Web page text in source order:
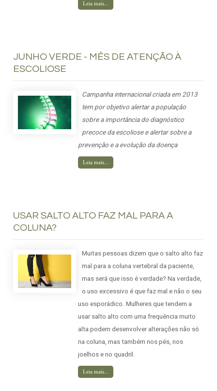
Leia mais...
JUNHO VERDE - MÊS DE ATENÇÃO À
ESCOLIOSE
Campanha internacional criada em 2013
tem por objetivo alertar a população
sobre a importância do diagnóstico
precoce da escoliose e alertar sobre a
prevenção e a evolução da doença
Leia mais...
USAR SALTO ALTO FAZ MAL PARA A
COLUNA?
Muitas pessoas dizem que o salto alto faz
mal para a coluna vertebral da paciente,
mas será que isso é verdade? Na verdade,
o uso excessivo é que faz mal e não o seu
uso esporádico. Mulheres que tendem a
usar salto alto com uma frequência muito
alta podem desenvolver alterações não só
na coluna, mas também nos pés, nos
joelhos e no quadril.
Leia mais...